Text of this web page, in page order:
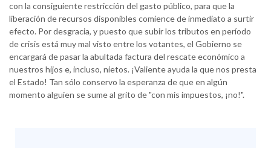
con la consiguiente restricción del gasto público, para que la
liberación de recursos disponibles comience de inmediato a surtir
efecto. Por desgracia, y puesto que subir los tributos en período
de crisis está muy mal visto entre los votantes, el Gobierno se
encargará de pasar la abultada factura del rescate económico a
nuestros hijos e, incluso, nietos. ¡Valiente ayuda la que nos presta
el Estado! Tan sólo conservo la esperanza de que en algún
momento alguien se sume al grito de "con mis impuestos, ¡no!".